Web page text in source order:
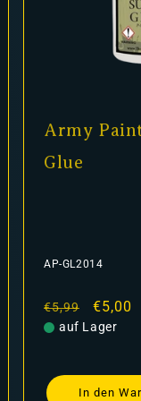
Shade:
24-14
Normaler
Preis
€6,30
nicht auf